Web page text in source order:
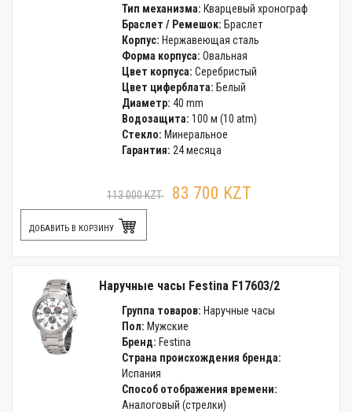
Тип механизма: Кварцевый хронограф
Браслет / Ремешок: Браслет
Корпус: Нержавеющая сталь
Форма корпуса: Овальная
Цвет корпуса: Серебристый
Цвет циферблата: Белый
Диаметр: 40 mm
Водозащита: 100 м (10 atm)
Стекло: Минеральное
Гарантия: 24 месяца
113 000 KZT 83 700 KZT
ДОБАВИТЬ В КОРЗИНУ
Наручные часы Festina F17603/2
Группа товаров: Наручные часы
Пол: Мужские
Бренд: Festina
Страна происхождения бренда:
Испания
Способ отображения времени:
Аналоговый (стрелки)